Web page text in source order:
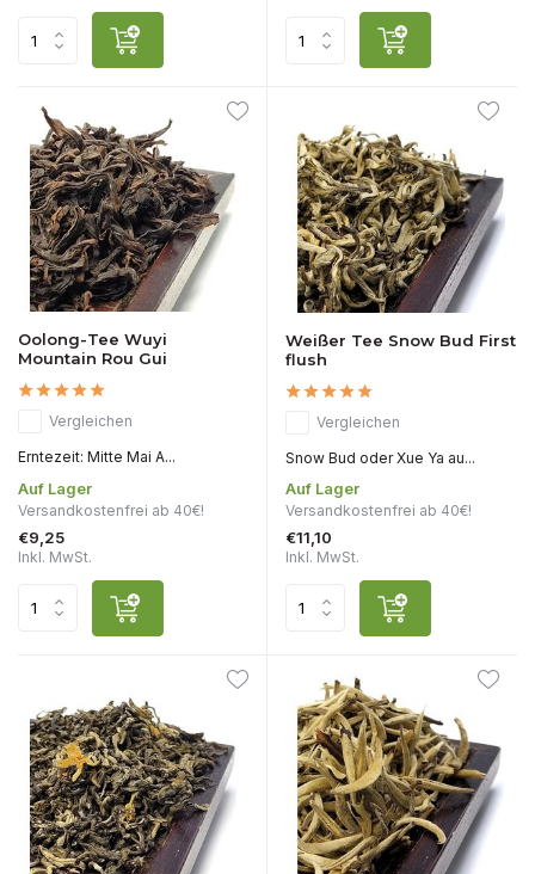
Oolong-Tee Wuyi
Mountain Rou Gui
Vergleichen
Erntezeit: Mitte Mai A...
Auf Lager
Versandkostenfrei ab 40€!
€9,25
Inkl. MwSt.
Weißer Tee Snow Bud First
flush
Vergleichen
Snow Bud oder Xue Ya au...
Auf Lager
Versandkostenfrei ab 40€!
€11,10
Inkl. MwSt.